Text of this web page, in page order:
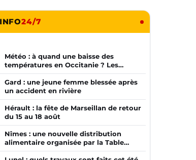
24/7
Météo : à quand une baisse des
températures en Occitanie ? Les
prévisions
Gard : une jeune femme blessée après
un accident en rivière
Hérault : la fête de Marseillan de retour
du 15 au 18 août
Nîmes : une nouvelle distribution
alimentaire organisée par la Table
Ouverte